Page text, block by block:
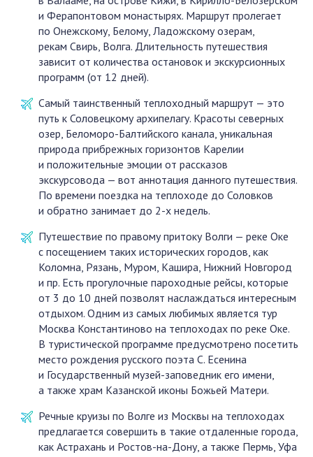
и Ферапонтовом монастырях. Маршрут пролегает
по Онежскому, Белому, Ладожскому озерам,
рекам Свирь, Волга. Длительность путешествия
зависит от количества остановок и экскурсионных
программ (от 12 дней).
Самый таинственный теплоходный маршрут — это
путь к Соловецкому архипелагу. Красоты северных
озер, Беломоро-Балтийского канала, уникальная
природа прибрежных горизонтов Карелии
и положительные эмоции от рассказов
экскурсовода — вот аннотация данного путешествия.
По времени поездка на теплоходе до Соловков
и обратно занимает до 2-х недель.
Путешествие по правому притоку Волги — реке Оке
с посещением таких исторических городов, как
Коломна, Рязань, Муром, Кашира, Нижний Новгород
и пр. Есть прогулочные пароходные рейсы, которые
от 3 до 10 дней позволят наслаждаться интересным
отдыхом. Одним из самых любимых является тур
Москва Константиново на теплоходах по реке Оке.
В туристической программе предусмотрено посетить
место рождения русского поэта С. Есенина
и Государственный музей-заповедник его имени,
а также храм Казанской иконы Божьей Матери.
Речные круизы по Волге из Москвы на теплоходах
предлагается совершить в такие отдаленные города,
как Астрахань и Ростов-на-Дону, а также Пермь, Уфа